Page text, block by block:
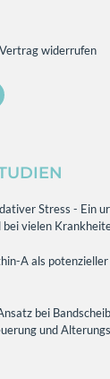
Vertrag widerrufen
Stress - Ein
vielen
A als
bei
und